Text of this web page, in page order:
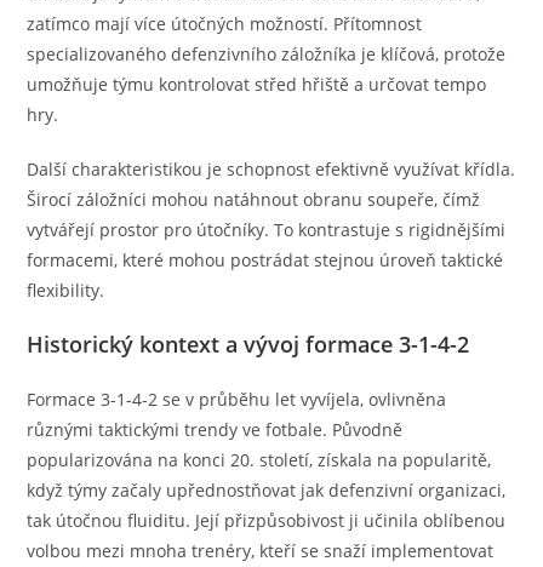
zatímco mají více útočných možností. Přítomnost
specializovaného defenzivního záložníka je klíčová, protože
umožňuje týmu kontrolovat střed hřiště a určovat tempo
hry.
Další charakteristikou je schopnost efektivně využívat křídla.
Širocí záložníci mohou natáhnout obranu soupeře, čímž
vytvářejí prostor pro útočníky. To kontrastuje s rigidnějšími
formacemi, které mohou postrádat stejnou úroveň taktické
flexibility.
Historický kontext a vývoj formace 3-1-4-2
Formace 3-1-4-2 se v průběhu let vyvíjela, ovlivněna
různými taktickými trendy ve fotbale. Původně
popularizována na konci 20. století, získala na popularitě,
když týmy začaly upřednostňovat jak defenzivní organizaci,
tak útočnou fluiditu. Její přizpůsobivost ji učinila oblíbenou
volbou mezi mnoha trenéry, kteří se snaží implementovat